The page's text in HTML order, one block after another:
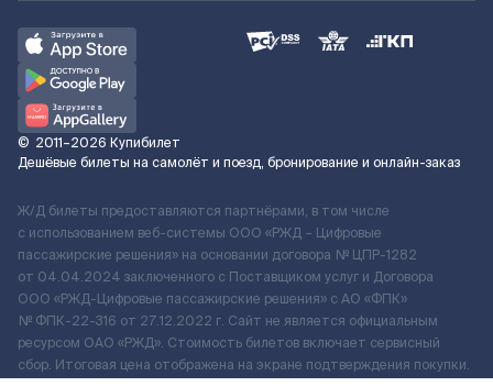
© 2011–2026 Купибилет
Дешёвые билеты на самолёт и поезд, бронирование и онлайн-заказ
Ж/Д билеты предоставляются партнёрами, в том числе
с использованием веб-системы ООО «РЖД – Цифровые
пассажирские решения» на основании договора № ЦПР-1282
от 04.04.2024 заключенного с Поставщиком услуг и Договора
ООО «РЖД-Цифровые пассажирские решения» c АО «ФПК»
№ ФПК-22-316 от 27.12.2022 г. Сайт не является официальным
ресурсом ОАО «РЖД». Стоимость билетов включает сервисный
сбор. Итоговая цена отображена на экране подтверждения покупки.